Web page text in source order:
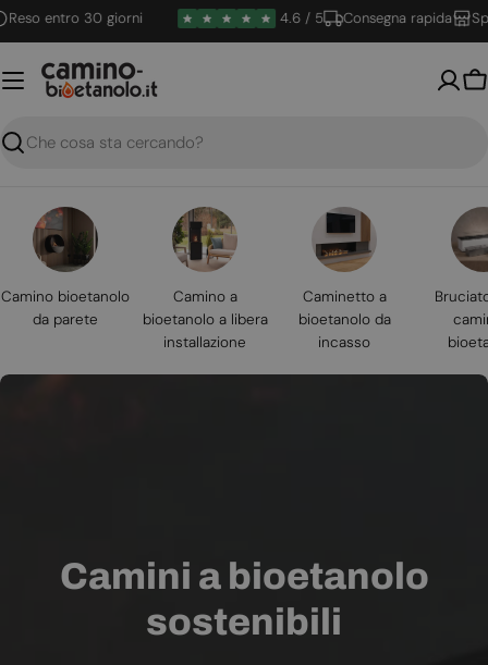
Vai
al
contenuto
entro 30 giorni 4.6 / 5 Consegna rapida
Ricerca
Camino bioetanolo
da parete
Camino a
bioetanolo a libera
installazione
Caminetto a
bioetanolo da
incasso
Camini a bioetanolo
sostenibili